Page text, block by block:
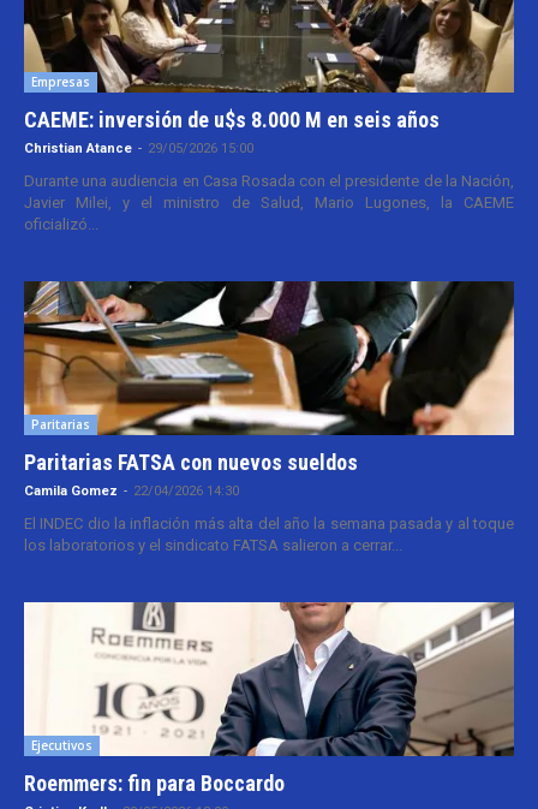
Empresas
CAEME: inversión de u$s 8.000 M en seis años
Christian Atance - 29/05/2026 15:00
Durante una audiencia en Casa Rosada con el presidente de la Nación,
Javier Milei, y el ministro de Salud, Mario Lugones, la CAEME
oficializó...
Paritarias
Paritarias FATSA con nuevos sueldos
Camila Gomez - 22/04/2026 14:30
El INDEC dio la inflación más alta del año la semana pasada y al toque
los laboratorios y el sindicato FATSA salieron a cerrar...
Ejecutivos
Roemmers: fin para Boccardo